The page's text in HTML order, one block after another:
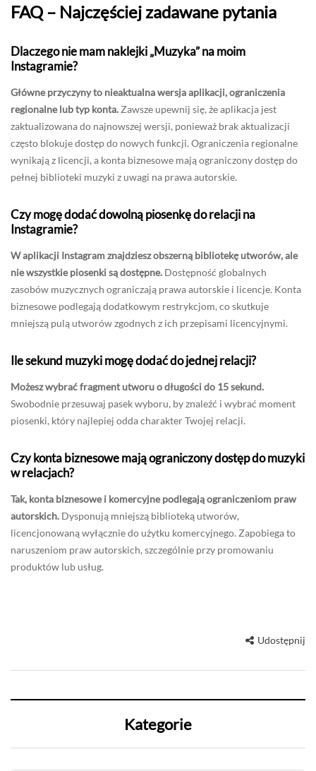
FAQ – Najczęściej zadawane pytania
Dlaczego nie mam naklejki „Muzyka” na moim
Instagramie?
Główne przyczyny to nieaktualna wersja aplikacji, ograniczenia
regionalne lub typ konta. Zawsze upewnij się, że aplikacja jest
zaktualizowana do najnowszej wersji, ponieważ brak aktualizacji
często blokuje dostęp do nowych funkcji. Ograniczenia regionalne
wynikają z licencji, a konta biznesowe mają ograniczony dostęp do
pełnej biblioteki muzyki z uwagi na prawa autorskie.
Czy mogę dodać dowolną piosenkę do relacji na
Instagramie?
W aplikacji Instagram znajdziesz obszerną bibliotekę utworów, ale
nie wszystkie piosenki są dostępne. Dostępność globalnych
zasobów muzycznych ograniczają prawa autorskie i licencje. Konta
biznesowe podlegają dodatkowym restrykcjom, co skutkuje
mniejszą pulą utworów zgodnych z ich przepisami licencyjnymi.
Ile sekund muzyki mogę dodać do jednej relacji?
Możesz wybrać fragment utworu o długości do 15 sekund.
Swobodnie przesuwaj pasek wyboru, by znaleźć i wybrać moment
piosenki, który najlepiej odda charakter Twojej relacji.
Czy konta biznesowe mają ograniczony dostęp do muzyki
w relacjach?
Tak, konta biznesowe i komercyjne podlegają ograniczeniom praw
autorskich. Dysponują mniejszą biblioteką utworów,
licencjonowaną wyłącznie do użytku komercyjnego. Zapobiega to
naruszeniom praw autorskich, szczególnie przy promowaniu
produktów lub usług.
Udostępnij
Kategorie